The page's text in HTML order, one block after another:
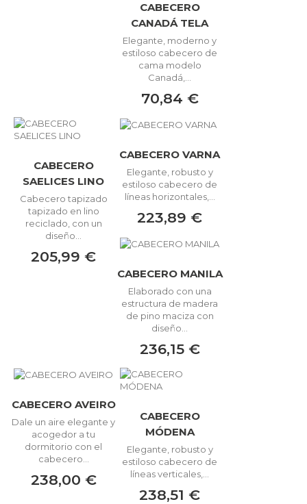
CABECERO
CANADÁ TELA
Elegante, moderno y
estiloso cabecero de
cama modelo
Canadá,...
70,84 €
CABECERO
SAELICES LINO
Cabecero tapizado
tapizado en lino
reciclado, con un
diseño...
205,99 €
CABECERO VARNA
Elegante, robusto y
estiloso cabecero de
líneas horizontales,...
223,89 €
CABECERO MANILA
Elaborado con una
estructura de madera
de pino maciza con
diseño...
236,15 €
CABECERO AVEIRO
Dale un aire elegante y
acogedor a tu
dormitorio con el
cabecero...
238,00 €
CABECERO
MÓDENA
Elegante, robusto y
estiloso cabecero de
líneas verticales,...
238,51 €